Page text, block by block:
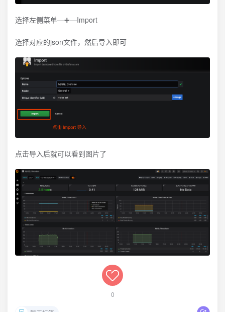
选择左侧菜单—➕—Import
选择对应的json文件，然后导入即可
点击导入后就可以看到图片了
0